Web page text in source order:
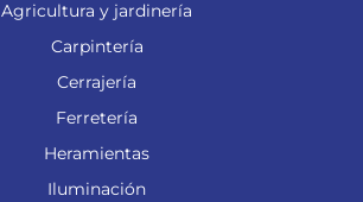
Agricultura y jardinería
Carpintería
Cerrajería
Ferretería
Heramientas
Iluminación